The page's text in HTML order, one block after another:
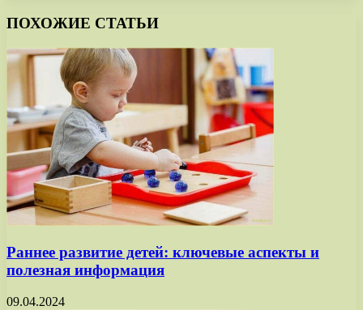
ПОХОЖИЕ СТАТЬИ
Раннее развитие детей: ключевые аспекты и
полезная информация
09.04.2024